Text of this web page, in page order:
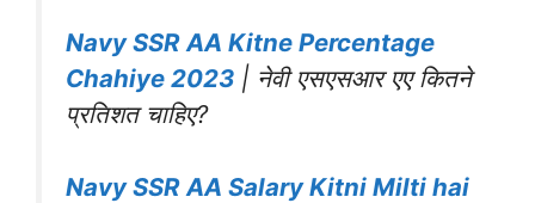
Navy SSR AA Kitne Percentage
Chahiye 2023 | नेवी एसएसआर एए कितने
प्रतिशत चाहिए?
Navy SSR AA Salary Kitni Milti hai